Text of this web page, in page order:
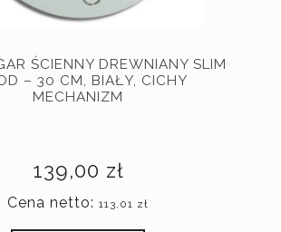
ŚCIENNY DREWNIANY SLIM
– 30 CM, BIAŁY, CICHY
MECHANIZM
139,00 zł
Cena netto: 113,01 zł